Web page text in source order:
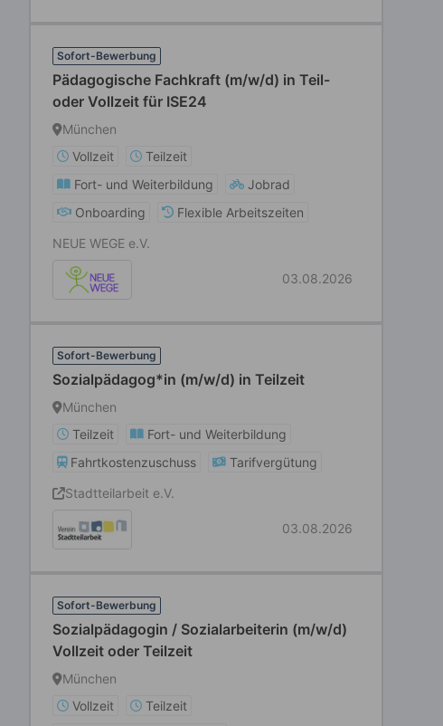
Sofort-Bewerbung
Pädagogische Fachkraft (m/w/d) in Teil-
oder Vollzeit für ISE24
München
Vollzeit
Teilzeit
Fort- und Weiterbildung
Jobrad
Onboarding
Flexible Arbeitszeiten
NEUE WEGE e.V.
03.08.2026
Sofort-Bewerbung
Sozialpädagog*in (m/w/d) in Teilzeit
München
Teilzeit
Fort- und Weiterbildung
Fahrtkostenzuschuss
Tarifvergütung
Stadtteilarbeit e.V.
03.08.2026
Sofort-Bewerbung
Sozialpädagogin / Sozialarbeiterin (m/w/d)
Vollzeit oder Teilzeit
München
Vollzeit
Teilzeit